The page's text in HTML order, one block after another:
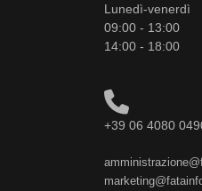
Lunedì-venerdì
09:00 - 13:00
14:00 - 18:00
+39 06 4080